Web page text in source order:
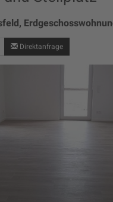
Direktanfrage